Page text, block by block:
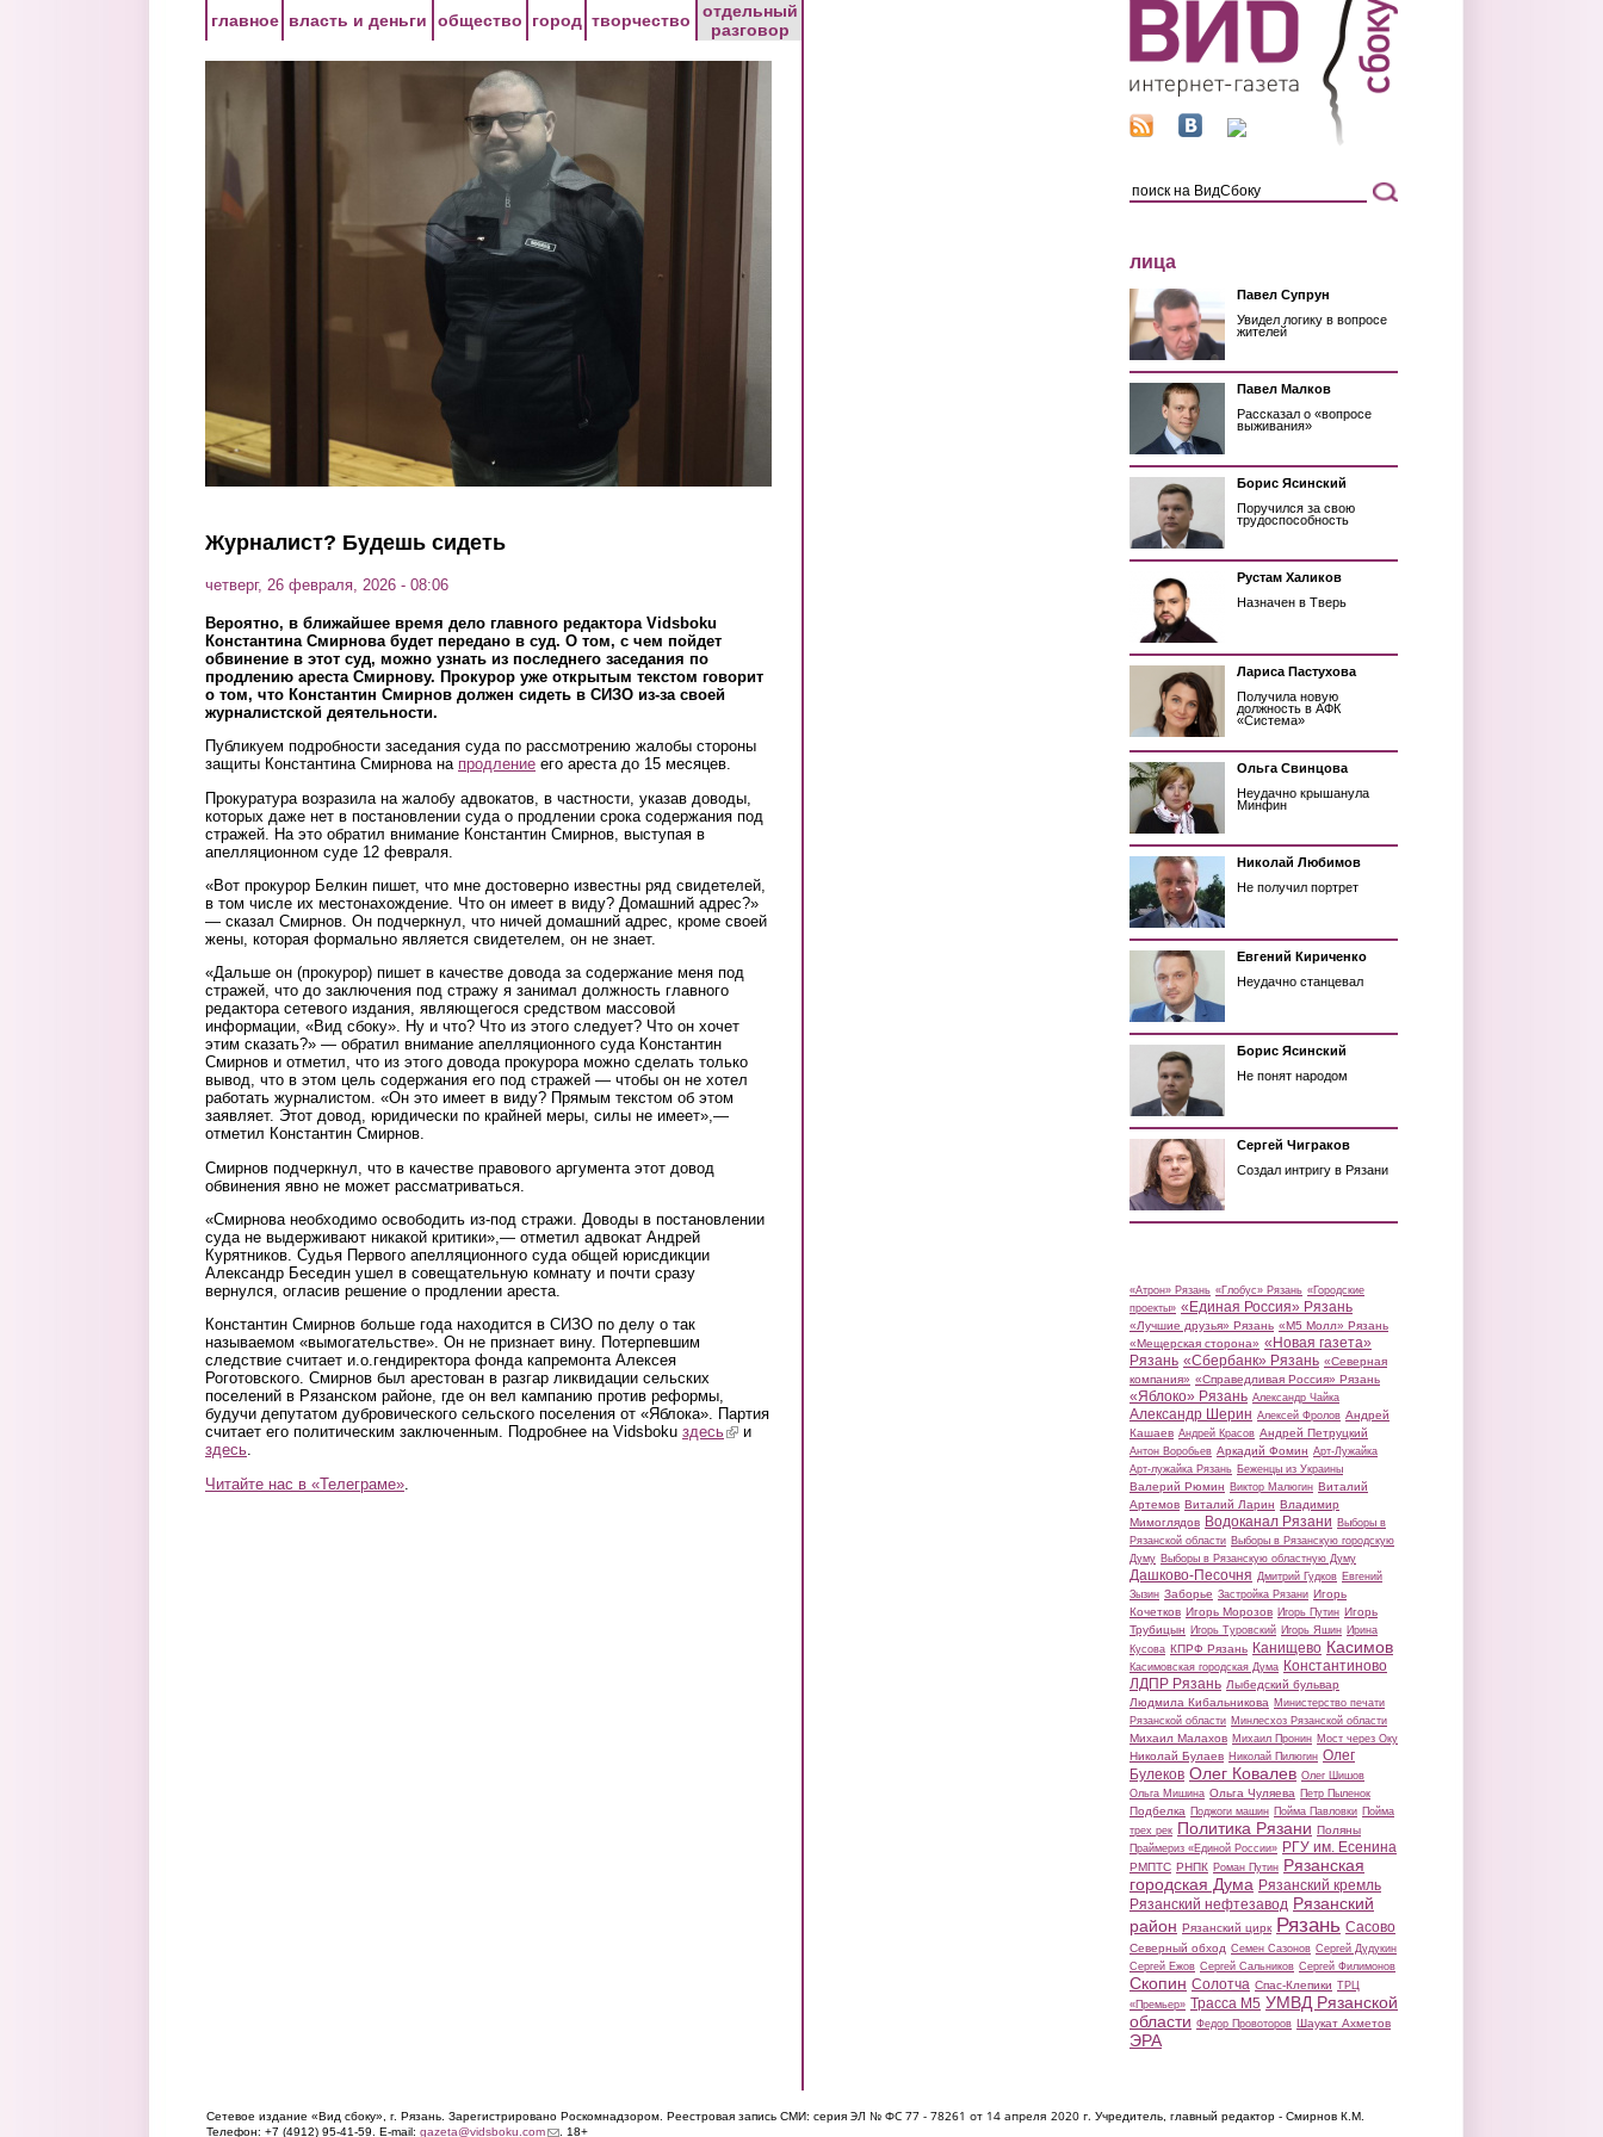
главное власть и деньги общество город творчество
отдельный
разговор
Журналист? Будешь сидеть
четверг, 26 февраля, 2026 - 08:06
Вероятно, в ближайшее время дело главного редактора Vidsboku
Константина Смирнова будет передано в суд. О том, с чем пойдет
обвинение в этот суд, можно узнать из последнего заседания по
продлению ареста Смирнову. Прокурор уже открытым текстом говорит
о том, что Константин Смирнов должен сидеть в СИЗО из-за своей
журналистской деятельности.
Публикуем подробности заседания суда по рассмотрению жалобы стороны
защиты Константина Смирнова на продление его ареста до 15 месяцев.
Прокуратура возразила на жалобу адвокатов, в частности, указав доводы,
которых даже нет в постановлении суда о продлении срока содержания под
стражей. На это обратил внимание Константин Смирнов, выступая в
апелляционном суде 12 февраля.
«Вот прокурор Белкин пишет, что мне достоверно известны ряд свидетелей,
в том числе их местонахождение. Что он имеет в виду? Домашний адрес?»
— сказал Смирнов. Он подчеркнул, что ничей домашний адрес, кроме своей
жены, которая формально является свидетелем, он не знает.
«Дальше он (прокурор) пишет в качестве довода за содержание меня под
стражей, что до заключения под стражу я занимал должность главного
редактора сетевого издания, являющегося средством массовой
информации, «Вид сбоку». Ну и что? Что из этого следует? Что он хочет
этим сказать?» — обратил внимание апелляционного суда Константин
Смирнов и отметил, что из этого довода прокурора можно сделать только
вывод, что в этом цель содержания его под стражей — чтобы он не хотел
работать журналистом. «Он это имеет в виду? Прямым текстом об этом
заявляет. Этот довод, юридически по крайней меры, силы не имеет»,—
отметил Константин Смирнов.
Смирнов подчеркнул, что в качестве правового аргумента этот довод
обвинения явно не может рассматриваться.
«Смирнова необходимо освободить из-под стражи. Доводы в постановлении
суда не выдерживают никакой критики»,— отметил адвокат Андрей
Курятников. Судья Первого апелляционного суда общей юрисдикции
Александр Беседин ушел в совещательную комнату и почти сразу
вернулся, огласив решение о продлении ареста.
Константин Смирнов больше года находится в СИЗО по делу о так
называемом «вымогательстве». Он не признает вину. Потерпевшим
следствие считает и.о.гендиректора фонда капремонта Алексея
Роготовского. Смирнов был арестован в разгар ликвидации сельских
поселений в Рязанском районе, где он вел кампанию против реформы,
будучи депутатом дубровического сельского поселения от «Яблока». Партия
считает его политическим заключенным. Подробнее на Vidsboku здесь(link is external)
и
здесь.
Читайте нас в «Телеграме»
лица
Павел Супрун
Увидел логику в вопросе
жителей
Павел Малков
Рассказал о «вопросе
выживания»
Борис Ясинский
Поручился за свою
трудоспособность
Рустам Халиков
Назначен в Тверь
Лариса Пастухова
Получила новую
должность в АФК
«Система»
Ольга Свинцова
Неудачно крышанула
Минфин
Николай Любимов
Не получил портрет
Евгений Кириченко
Неудачно станцевал
Борис Ясинский
Не понят народом
Сергей Чиграков
Создал интригу в Рязани
«Атрон» Рязань «Глобус» Рязань «Городские
проекты» «Единая Россия» Рязань
«Лучшие друзья» Рязань «М5 Молл» Рязань
«Мещерская сторона» «Новая газета»
Рязань «Сбербанк» Рязань «Северная
компания» «Справедливая Россия» Рязань
«Яблоко» Рязань Александр Чайка
Александр Шерин Алексей Фролов Андрей
Кашаев Андрей Красов Андрей Петруцкий
Антон Воробьев Аркадий Фомин Арт-Лужайка
Арт-лужайка Рязань Беженцы из Украины
Валерий Рюмин Виктор Малюгин Виталий
Артемов Виталий Ларин Владимир
Мимоглядов Водоканал Рязани Выборы в
Рязанской области Выборы в Рязанскую городскую
Думу Выборы в Рязанскую областную Думу
Дашково-Песочня Дмитрий Гудков Евгений
Зызин Заборье Застройка Рязани Игорь
Кочетков Игорь Морозов Игорь Путин Игорь
Трубицын Игорь Туровский Игорь Яшин Ирина
Кусова КПРФ Рязань Канищево Касимов
Касимовская городская Дума Константиново
ЛДПР Рязань Лыбедский бульвар
Людмила Кибальникова Министерство печати
Рязанской области Минлесхоз Рязанской области
Михаил Малахов Михаил Пронин Мост через Оку
Николай Булаев Николай Пилюгин Олег
Булеков Олег Ковалев Олег Шишов
Ольга Мишина Ольга Чуляева Петр Пыленок
Подбелка Поджоги машин Пойма Павловки Пойма
трех рек Политика Рязани Поляны
Праймериз «Единой России» РГУ им. Есенина
РМПТС РНПК Роман Путин Рязанская
городская Дума Рязанский кремль
Рязанский нефтезавод Рязанский
район Рязанский цирк Рязань Сасово
Северный обход Семен Сазонов Сергей Дудукин
Сергей Ежов Сергей Сальников Сергей Филимонов
Скопин Солотча Спас-Клепики ТРЦ
«Премьер» Трасса М5 УМВД Рязанской
области Федор Провоторов Шаукат Ахметов
ЭРА
Сетевое издание «Вид сбоку», г. Рязань. Зарегистрировано Роскомнадзором. Реестровая запись СМИ: серия ЭЛ № ФС 77 - 78261 от 14 апреля 2020 г. Учредитель, главный редактор - Смирнов К.М.
Телефон: +7 (4912) 95-41-59. E-mail: gazeta@vidsboku.com(link sends e-mail)
. 18+